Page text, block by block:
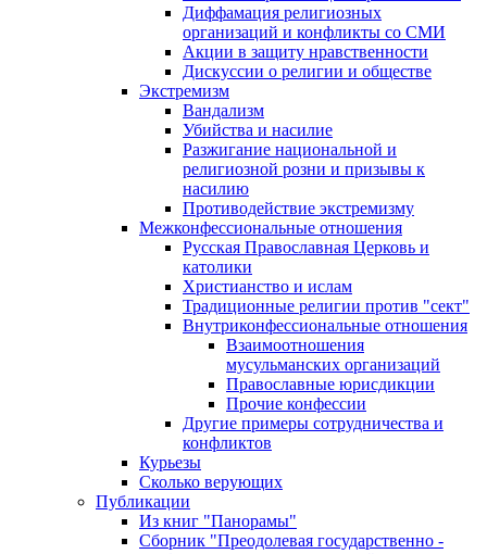
Диффамация религиозных
организаций и конфликты со СМИ
Акции в защиту нравственности
Дискуссии о религии и обществе
Экстремизм
Вандализм
Убийства и насилие
Разжигание национальной и
религиозной розни и призывы к
насилию
Противодействие экстремизму
Межконфессиональные отношения
Русская Православная Церковь и
католики
Христианство и ислам
Традиционные религии против "сект"
Внутриконфессиональные отношения
Взаимоотношения
мусульманских организаций
Православные юрисдикции
Прочие конфессии
Другие примеры сотрудничества и
конфликтов
Курьезы
Сколько верующих
Публикации
Из книг "Панорамы"
Сборник "Преодолевая государственно -